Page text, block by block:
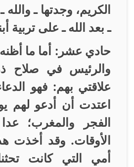
الكريم، وجدتها ـ
ـ بعد الله ـ على تربية
حادي عشر: أما ما
والرئيس في صلاح
علاقتي بهم: فهو
اعتدت أن أدعو لهم
الفجر والمغرب؛
الأوقات. وقد أخذت
أمي التي كانت